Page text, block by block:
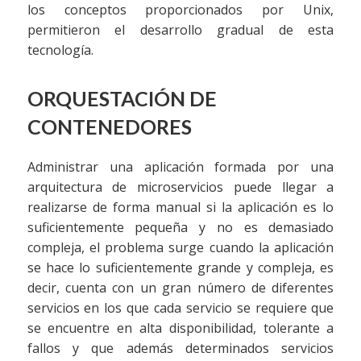
los conceptos proporcionados por Unix,
permitieron el desarrollo gradual de esta
tecnología.
ORQUESTACIÓN DE
CONTENEDORES
Administrar una aplicación formada por una
arquitectura de microservicios puede llegar a
realizarse de forma manual si la aplicación es lo
suficientemente pequeña y no es demasiado
compleja, el problema surge cuando la aplicación
se hace lo suficientemente grande y compleja, es
decir, cuenta con un gran número de diferentes
servicios en los que cada servicio se requiere que
se encuentre en alta disponibilidad, tolerante a
fallos y que además determinados servicios